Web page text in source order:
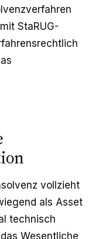
StaRUG-
vollzieht
als Asset
technisch
Wesentliche